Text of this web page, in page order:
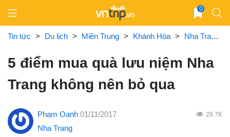
content
0
Tin tức > Du lịch > Miền Trung > Khánh Hòa > Nha Trang
5 điểm mua quà lưu niệm Nha
Trang không nên bỏ qua
Phạm Oanh 01/11/2017 28.7K
Nha Trang